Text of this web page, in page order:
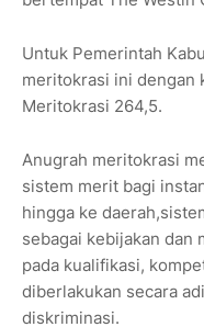
Untuk Pemerintah
meritokrasi ini dengan
Meritokrasi 264,5.
Anugrah meritokrasi
sistem merit bagi
hingga ke
sebagai kebijakan dan
pada kualifikasi,
diberlakukan secara
diskriminasi.